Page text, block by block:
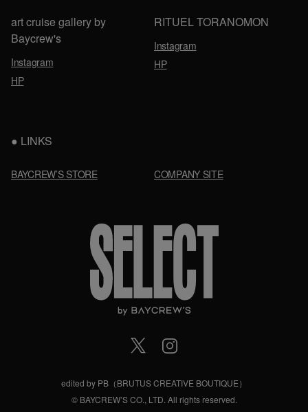
edited by PB（BRUTUS CREATIVE BOUTIQUE）
© BAYCREW’S CO., LTD. All rights reserved.
art cruise gallery by
Baycrew's
Instagram
HP
RITUEL TORANOMON
Instagram
HP
LINKS
BAYCREW’S STORE COMPANY SITE